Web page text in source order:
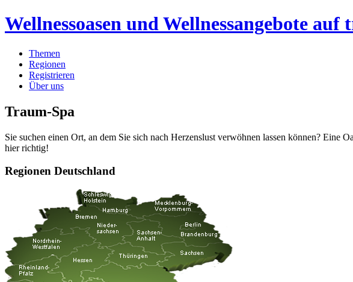
Wellnessoasen und Wellnessangebote auf
Themen
Regionen
Registrieren
Über uns
Traum-Spa
Sie suchen einen Ort, an dem Sie sich nach Herzenslust verwöhnen lassen können? Eine
hier richtig!
Regionen Deutschland